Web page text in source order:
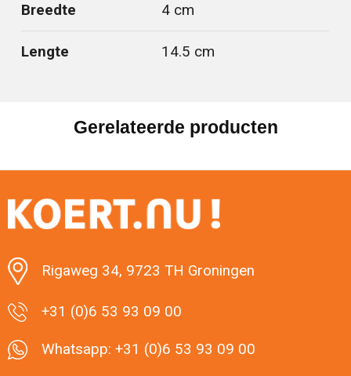
Breedte 4 cm
Lengte 14.5 cm
Gerelateerde producten
Rigaweg 34, 9723 TH Groningen
+31 (0)6 53 93 09 00
Whatsapp: +31 (0)6 53 93 09 00